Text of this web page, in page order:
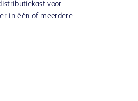
voor
in één of meerdere